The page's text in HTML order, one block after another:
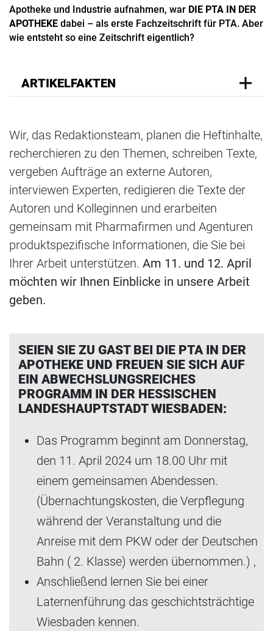
Apotheke und Industrie aufnahmen, war DIE PTA IN DER
APOTHEKE dabei – als erste Fachzeitschrift für PTA. Aber
wie entsteht so eine Zeitschrift eigentlich?
ARTIKELFAKTEN
Wir, das Redaktionsteam, planen die Heftinhalte,
recherchieren zu den Themen, schreiben Texte,
vergeben Aufträge an externe Autoren,
interviewen Experten, redigieren die Texte der
Autoren und Kolleginnen und erarbeiten
gemeinsam mit Pharmafirmen und Agenturen
produktspezifische Informationen, die Sie bei
Ihrer Arbeit unterstützen. Am 11. und 12. April
möchten wir Ihnen Einblicke in unsere Arbeit
geben.
SEIEN SIE ZU GAST BEI DIE PTA IN DER
APOTHEKE UND FREUEN SIE SICH AUF
EIN ABWECHSLUNGSREICHES
PROGRAMM IN DER HESSISCHEN
LANDESHAUPTSTADT WIESBADEN:
Das Programm beginnt am Donnerstag,
den 11. April 2024 um 18.00 Uhr mit
einem gemeinsamen Abendessen.
(Übernachtungskosten, die Verpflegung
während der Veranstaltung und die
Anreise mit dem PKW oder der Deutschen
Bahn ( 2. Klasse) werden übernommen.) ,
Anschließend lernen Sie bei einer
Laternenführung das geschichtsträchtige
Wiesbaden kennen.